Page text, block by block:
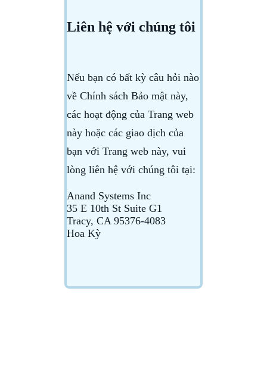
Liên hệ với chúng tôi
Nếu bạn có bất kỳ câu hỏi nào
về Chính sách Bảo mật này,
các hoạt động của Trang web
này hoặc các giao dịch của
bạn với Trang web này, vui
lòng liên hệ với chúng tôi tại:
Anand Systems Inc
35 E 10th St Suite G1
Tracy, CA 95376-4083
Hoa Kỳ